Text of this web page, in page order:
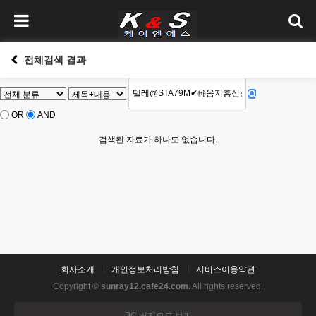
전체검색 결과
OR AND
검색된 자료가 하나도 없습니다.
회사소개 개인정보처리방침
서비스이용약관
Copyright © sunray12.cafe24.com.All rights reserved.